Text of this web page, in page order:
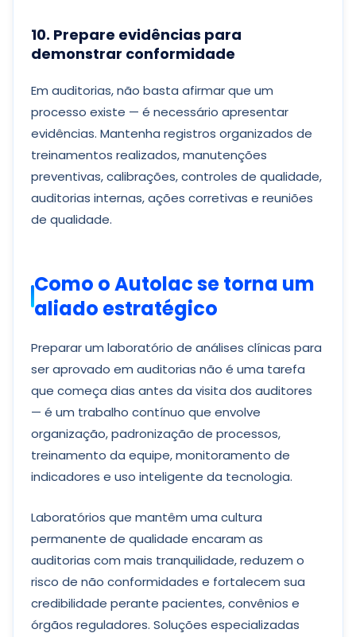
10. Prepare evidências para
demonstrar conformidade
Em auditorias, não basta afirmar que um
processo existe — é necessário apresentar
evidências. Mantenha registros organizados de
treinamentos realizados, manutenções
preventivas, calibrações, controles de qualidade,
auditorias internas, ações corretivas e reuniões
de qualidade.
Como o Autolac se torna um
aliado estratégico
Preparar um laboratório de análises clínicas para
ser aprovado em auditorias não é uma tarefa
que começa dias antes da visita dos auditores
— é um trabalho contínuo que envolve
organização, padronização de processos,
treinamento da equipe, monitoramento de
indicadores e uso inteligente da tecnologia.
Laboratórios que mantêm uma cultura
permanente de qualidade encaram as
auditorias com mais tranquilidade, reduzem o
risco de não conformidades e fortalecem sua
credibilidade perante pacientes, convênios e
órgãos reguladores. Soluções especializadas